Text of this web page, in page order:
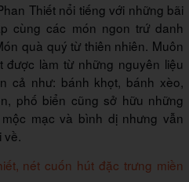
Thiết nổi tiếng với những bãi
cùng các món ngon trứ danh
quà quý từ thiên nhiên. Muôn
làm từ những nguyên liệu
cả như: bánh khọt, bánh xèo,
phố biển cũng sở hữu những
mạc và bình dị nhưng vẫn
về.
nét cuốn hút đặc trưng miền